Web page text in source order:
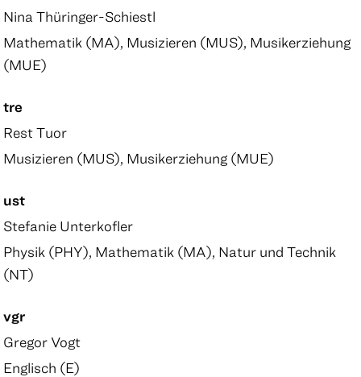
Nina Thüringer-Schiestl
Mathematik (MA), Musizieren (MUS), Musikerziehung
(MUE)
tre
Rest Tuor
Musizieren (MUS), Musikerziehung (MUE)
ust
Stefanie Unterkofler
Physik (PHY), Mathematik (MA), Natur und Technik
(NT)
vgr
Gregor Vogt
Englisch (E)